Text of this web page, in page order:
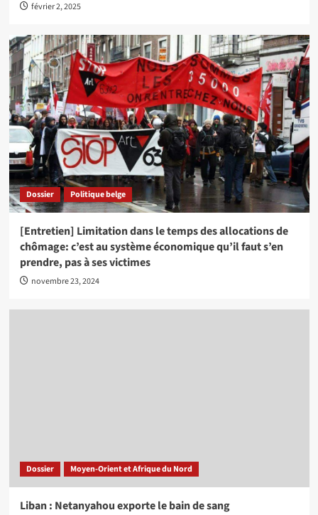
février 2, 2025
Dossier Politique belge
[Entretien] Limitation dans le temps des allocations de
chômage: c’est au système économique qu’il faut s’en
prendre, pas à ses victimes
novembre 23, 2024
Dossier Moyen-Orient et Afrique du Nord
Liban : Netanyahou exporte le bain de sang